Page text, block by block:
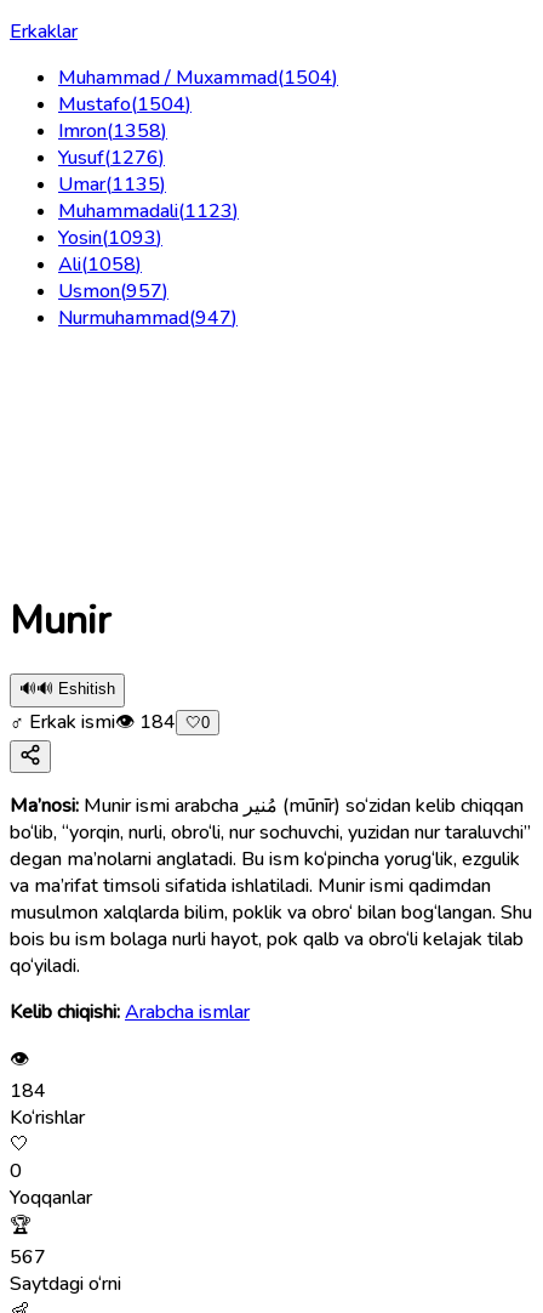
Erkaklar
Muhammad / Muxammad(1504)
Mustafo(1504)
Imron(1358)
Yusuf(1276)
Umar(1135)
Muhammadali(1123)
Yosin(1093)
Ali(1058)
Usmon(957)
Nurmuhammad(947)
Munir
🔊🔊 Eshitish
♂ Erkak ismi👁 184 🤍0
Ma’nosi: Munir ismi arabcha مُنير (mūnīr) so‘zidan kelib chiqqan
bo‘lib, “yorqin, nurli, obro‘li, nur sochuvchi, yuzidan nur taraluvchi”
degan ma’nolarni anglatadi. Bu ism ko‘pincha yorug‘lik, ezgulik
va ma’rifat timsoli sifatida ishlatiladi. Munir ismi qadimdan
musulmon xalqlarda bilim, poklik va obro‘ bilan bog‘langan. Shu
bois bu ism bolaga nurli hayot, pok qalb va obro‘li kelajak tilab
qo‘yiladi.
Kelib chiqishi:Arabcha ismlar
👁
184
Ko‘rishlar
🤍
0
Yoqqanlar
🏆
567
Saytdagi o‘rni